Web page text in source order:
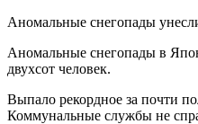
Аномальные снегопады
Аномальные снегопады в
двухсот человек.
Выпало рекордное за почти
Коммунальные службы не